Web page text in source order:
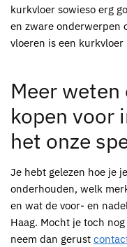
kurkvloer sowieso erg
en zware onderwerpen
vloeren is een kurkvloer
Meer weten
kopen voor
het onze
Je hebt gelezen hoe je je
onderhouden, welk
en wat de voor- en
Haag. Mocht je toch
neem dan gerust